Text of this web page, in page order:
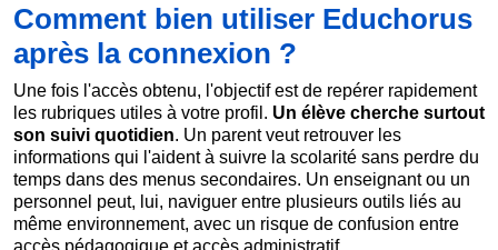
Comment bien utiliser Educhorus
après la connexion ?
Une fois l'accès obtenu, l'objectif est de repérer rapidement
les rubriques utiles à votre profil. Un élève cherche surtout
son suivi quotidien. Un parent veut retrouver les
informations qui l'aident à suivre la scolarité sans perdre du
temps dans des menus secondaires. Un enseignant ou un
personnel peut, lui, naviguer entre plusieurs outils liés au
même environnement, avec un risque de confusion entre
accès pédagogique et accès administratif.